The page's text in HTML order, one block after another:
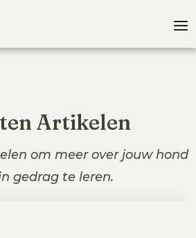
Artikelen
om meer over jouw hond
gedrag te leren.